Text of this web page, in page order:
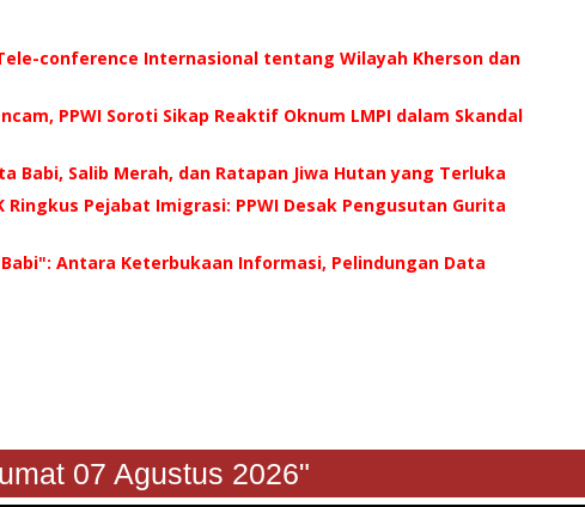
conference Internasional tentang Wilayah Kherson dan
PPWI Soroti Sikap Reaktif Oknum LMPI dalam Skandal
Babi, Salib Merah, dan Ratapan Jiwa Hutan yang Terluka
Ringkus Pejabat Imigrasi: PPWI Desak Pengusutan Gurita
Antara Keterbukaan Informasi, Pelindungan Data
07 Agustus 2026"